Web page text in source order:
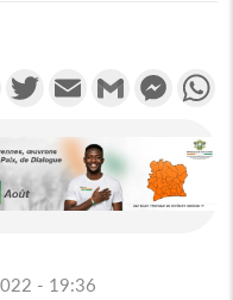
FacebookTwitterEmail Gmail
- 19:36